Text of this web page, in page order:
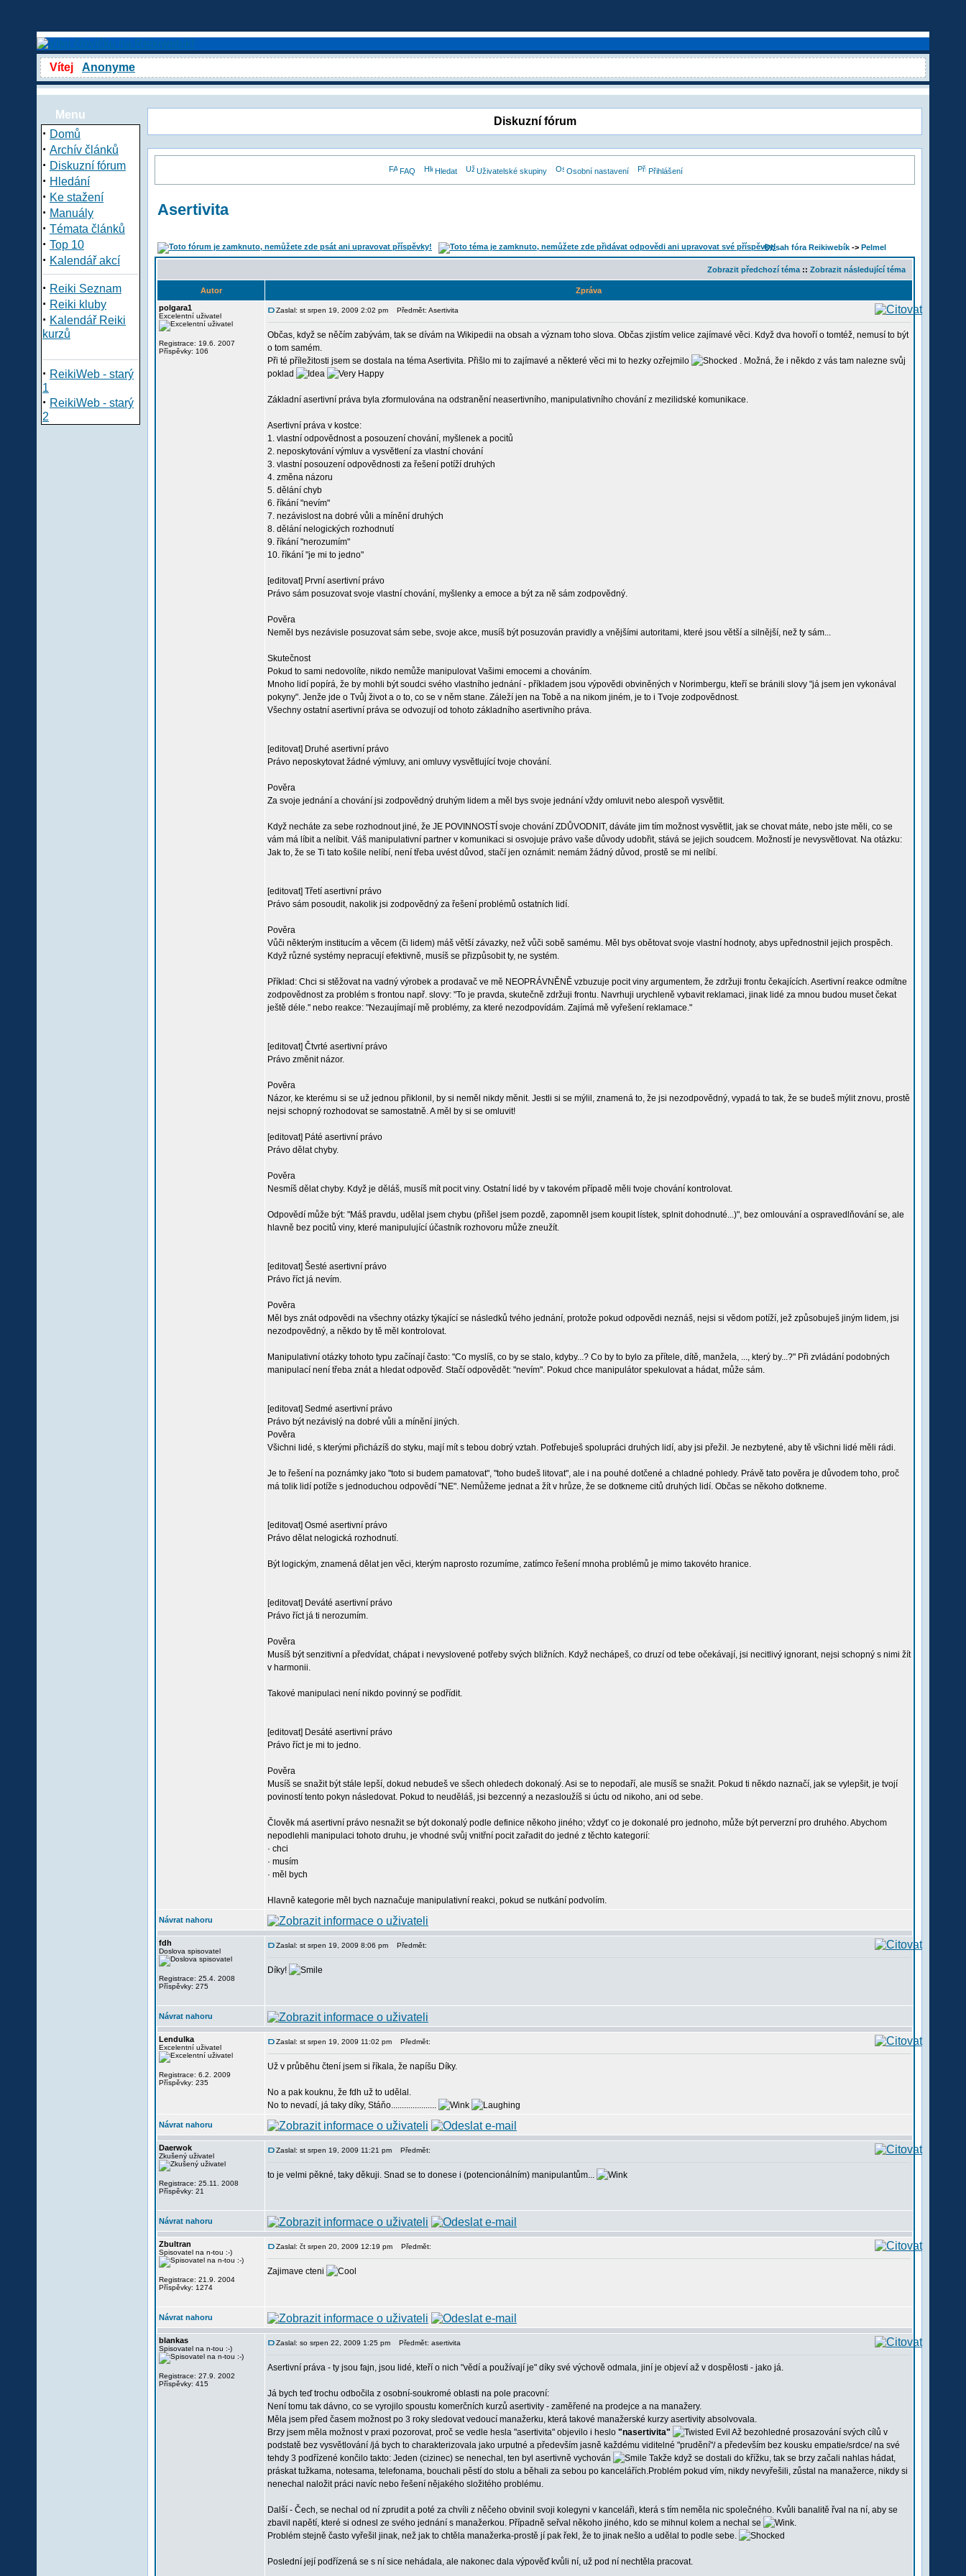
Vítej Anonyme
Menu
· Domů
· Archív článků
· Diskuzní fórum
· Hledání
· Ke stažení
· Manuály
· Témata článků
· Top 10
· Kalendář akcí
· Reiki Seznam
· Reiki kluby
· Kalendář Reiki
kurzů
· ReikiWeb - starý
1
· ReikiWeb - starý
2
Diskuzní fórum
FAQ Hledat Uživatelské skupiny Osobní nastavení Přihlášení
Asertivita
Obsah fóra Reikiwebík -> Pelmel
Zobrazit předchozí téma :: Zobrazit následující téma
Autor
Zpráva
polgara1
Excelentní uživatel
Registrace: 19.6. 2007
Příspěvky: 106
Zaslal: st srpen 19, 2009 2:02 pm Předmět: Asertivita
Občas, když se něčím zabývám, tak se dívám na Wikipedii na obsah a význam toho slova. Občas zjistím velice zajímavé věci. Když dva hovoří o tomtéž, nemusí to být
o tom samém.
Při té příležitosti jsem se dostala na téma Asertivita. Přišlo mi to zajímavé a některé věci mi to hezky ozřejmilo
. Možná, že i někdo z vás tam nalezne svůj
poklad
Základní asertivní práva byla zformulována na odstranění neasertivního, manipulativního chování z mezilidské komunikace.
Asertivní práva v kostce:
1. vlastní odpovědnost a posouzení chování, myšlenek a pocitů
2. neposkytování výmluv a vysvětlení za vlastní chování
3. vlastní posouzení odpovědnosti za řešení potíží druhých
4. změna názoru
5. dělání chyb
6. říkání "nevím"
7. nezávislost na dobré vůli a mínění druhých
8. dělání nelogických rozhodnutí
9. říkání "nerozumím"
10. říkání "je mi to jedno"
[editovat] První asertivní právo
Právo sám posuzovat svoje vlastní chování, myšlenky a emoce a být za ně sám zodpovědný.
Pověra
Neměl bys nezávisle posuzovat sám sebe, svoje akce, musíš být posuzován pravidly a vnějšími autoritami, které jsou větší a silnější, než ty sám...
Skutečnost
Pokud to sami nedovolíte, nikdo nemůže manipulovat Vašimi emocemi a chováním.
Mnoho lidí popírá, že by mohli být soudci svého vlastního jednání - příkladem jsou výpovědi obviněných v Norimbergu, kteří se bránili slovy "já jsem jen vykonával
pokyny". Jenže jde o Tvůj život a o to, co se v něm stane. Záleží jen na Tobě a na nikom jiném, je to i Tvoje zodpovědnost.
Všechny ostatní asertivní práva se odvozují od tohoto základního asertivního práva.
[editovat] Druhé asertivní právo
Právo neposkytovat žádné výmluvy, ani omluvy vysvětlující tvoje chování.
Pověra
Za svoje jednání a chování jsi zodpovědný druhým lidem a měl bys svoje jednání vždy omluvit nebo alespoň vysvětlit.
Když necháte za sebe rozhodnout jiné, že JE POVINNOSTÍ svoje chování ZDŮVODNIT, dáváte jim tím možnost vysvětlit, jak se chovat máte, nebo jste měli, co se
vám má líbit a nelíbit. Váš manipulativní partner v komunikaci si osvojuje právo vaše důvody udobřit, stává se jejich soudcem. Možností je nevysvětlovat. Na otázku:
Jak to, že se Ti tato košile nelíbí, není třeba uvést důvod, stačí jen oznámit: nemám žádný důvod, prostě se mi nelíbí.
[editovat] Třetí asertivní právo
Právo sám posoudit, nakolik jsi zodpovědný za řešení problémů ostatních lidí.
Pověra
Vůči některým institucím a věcem (či lidem) máš větší závazky, než vůči sobě samému. Měl bys obětovat svoje vlastní hodnoty, abys upřednostnil jejich prospěch.
Když různé systémy nepracují efektivně, musíš se přizpůsobit ty, ne systém.
Příklad: Chci si stěžovat na vadný výrobek a prodavač ve mě NEOPRÁVNĚNĚ vzbuzuje pocit viny argumentem, že zdržuji frontu čekajících. Asertivní reakce odmítne
zodpovědnost za problém s frontou např. slovy: "To je pravda, skutečně zdržuji frontu. Navrhuji urychleně vybavit reklamaci, jinak lidé za mnou budou muset čekat
ještě déle." nebo reakce: "Nezaujímají mě problémy, za které nezodpovídám. Zajímá mě vyřešení reklamace."
[editovat] Čtvrté asertivní právo
Právo změnit názor.
Pověra
Názor, ke kterému si se už jednou přiklonil, by si neměl nikdy měnit. Jestli si se mýlil, znamená to, že jsi nezodpovědný, vypadá to tak, že se budeš mýlit znovu, prostě
nejsi schopný rozhodovat se samostatně. A měl by si se omluvit!
[editovat] Páté asertivní právo
Právo dělat chyby.
Pověra
Nesmíš dělat chyby. Když je děláš, musíš mít pocit viny. Ostatní lidé by v takovém případě měli tvoje chování kontrolovat.
Odpovědí může být: "Máš pravdu, udělal jsem chybu (přišel jsem pozdě, zapomněl jsem koupit lístek, splnit dohodnuté...)", bez omlouvání a ospravedlňování se, ale
hlavně bez pocitů viny, které manipulující účastník rozhovoru může zneužít.
[editovat] Šesté asertivní právo
Právo říct já nevím.
Pověra
Měl bys znát odpovědi na všechny otázky týkající se následků tvého jednání, protože pokud odpovědi neznáš, nejsi si vědom potíží, jež způsobuješ jiným lidem, jsi
nezodpovědný, a někdo by tě měl kontrolovat.
Manipulativní otázky tohoto typu začínají často: "Co myslíš, co by se stalo, kdyby...? Co by to bylo za přítele, dítě, manžela, ..., který by...?" Při zvládání podobných
manipulací není třeba znát a hledat odpověď. Stačí odpovědět: "nevím". Pokud chce manipulátor spekulovat a hádat, může sám.
[editovat] Sedmé asertivní právo
Právo být nezávislý na dobré vůli a mínění jiných.
Pověra
Všichni lidé, s kterými přicházíš do styku, mají mít s tebou dobrý vztah. Potřebuješ spolupráci druhých lidí, aby jsi přežil. Je nezbytené, aby tě všichni lidé měli rádi.
Je to řešení na poznámky jako "toto si budem pamatovat", "toho budeš litovat", ale i na pouhé dotčené a chladné pohledy. Právě tato pověra je důvodem toho, proč
má tolik lidí potíže s jednoduchou odpovědí "NE". Nemůžeme jednat a žít v hrůze, že se dotkneme citů druhých lidí. Občas se někoho dotkneme.
[editovat] Osmé asertivní právo
Právo dělat nelogická rozhodnutí.
Být logickým, znamená dělat jen věci, kterým naprosto rozumíme, zatímco řešení mnoha problémů je mimo takovéto hranice.
[editovat] Deváté asertivní právo
Právo říct já ti nerozumím.
Pověra
Musíš být senzitivní a předvídat, chápat i nevyslovené potřeby svých bližních. Když nechápeš, co druzí od tebe očekávají, jsi necitlivý ignorant, nejsi schopný s nimi žít
v harmonii.
Takové manipulaci není nikdo povinný se podřídit.
[editovat] Desáté asertivní právo
Právo říct je mi to jedno.
Pověra
Musíš se snažit být stále lepší, dokud nebudeš ve sšech ohledech dokonalý. Asi se to nepodaří, ale musíš se snažit. Pokud ti někdo naznačí, jak se vylepšit, je tvojí
poviností tento pokyn následovat. Pokud to neuděláš, jsi bezcenný a nezasloužíš si úctu od nikoho, ani od sebe.
Člověk má asertivní právo nesnažit se být dokonalý podle definice někoho jiného; vždyť co je dokonalé pro jednoho, může být perverzní pro druhého. Abychom
nepodlehli manipulaci tohoto druhu, je vhodné svůj vnitřní pocit zařadit do jedné z těchto kategorií:
· chci
· musím
· měl bych
Hlavně kategorie měl bych naznačuje manipulativní reakci, pokud se nutkání podvolím.
Návrat nahoru
fdh
Doslova spisovatel
Registrace: 25.4. 2008
Příspěvky: 275
Zaslal: st srpen 19, 2009 8:06 pm Předmět:
Díky!
Návrat nahoru
Lendulka
Excelentní uživatel
Registrace: 6.2. 2009
Příspěvky: 235
Zaslal: st srpen 19, 2009 11:02 pm Předmět:
Už v průběhu čtení jsem si říkala, že napíšu Díky.
No a pak kouknu, že fdh už to udělal.
No to nevadí, já taky díky, Stáňo.....................
Návrat nahoru
Daerwok
Zkušený uživatel
Registrace: 25.11. 2008
Příspěvky: 21
Zaslal: st srpen 19, 2009 11:21 pm Předmět:
to je velmi pěkné, taky děkuji. Snad se to donese i (potencionálním) manipulantům...
Návrat nahoru
Zbultran
Spisovatel na n-tou :-)
Registrace: 21.9. 2004
Příspěvky: 1274
Zaslal: čt srpen 20, 2009 12:19 pm Předmět:
Zajimave cteni
Návrat nahoru
blankas
Spisovatel na n-tou :-)
Registrace: 27.9. 2002
Příspěvky: 415
Zaslal: so srpen 22, 2009 1:25 pm Předmět: asertivita
Asertivní práva - ty jsou fajn, jsou lidé, kteří o nich "vědí a používají je" díky své výchově odmala, jiní je objeví až v dospělosti - jako já.
Já bych teď trochu odbočila z osobní-soukromé oblasti na pole pracovní:
Není tomu tak dávno, co se vyrojilo spoustu komerčních kurzů asertivity - zaměřené na prodejce a na manažery.
Měla jsem před časem možnost po 3 roky sledovat vedoucí manažerku, která takové manažerské kurzy asertivity absolvovala.
Brzy jsem měla možnost v praxi pozorovat, proč se vedle hesla "asertivita" objevilo i heslo "nasertivita"
Až bezohledné prosazování svých cílů v
podstatě bez vysvětlování /já bych to charakterizovala jako urputné a především jasně každému viditelné "prudění"/ a především bez kousku empatie/srdce/ na své
tehdy 3 podřízené končilo takto: Jeden (cizinec) se nenechal, ten byl asertivně vychován
Takže když se dostali do křížku, tak se brzy začali nahlas hádat,
práskat tužkama, notesama, telefonama, bouchali pěstí do stolu a běhali za sebou po kancelářích.Problém pokud vím, nikdy nevyřešili, zůstal na manažerce, nikdy si
nenechal naložit práci navíc nebo řešení nějakého složitého problému.
Další - Čech, se nechal od ní zprudit a poté za chvíli z něčeho obvinil svoji kolegyni v kanceláři, která s tím neměla nic společného. Kvůli banalitě řval na ní, aby se
zbavil napětí, které si odnesl ze svého jednání s manažerkou. Případně seřval někoho jiného, kdo se mihnul kolem a nechal se
.
Problém stejně často vyřešil jinak, než jak to chtěla manažerka-prostě jí pak řekl, že to jinak nešlo a udělal to podle sebe.
Poslední její podřízená se s ní sice nehádala, ale nakonec dala výpověď kvůli ní, už pod ní nechtěla pracovat.